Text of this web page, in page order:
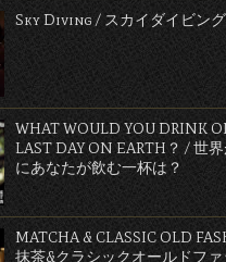
Sky Diving / スカイダイビング
WHAT WOULD YOU DRINK
LAST DAY ON EARTH？ / 世
にあなたが飲む一杯は？
MATCHA & CLASSIC OLD
抹茶&クラシックオールドファ